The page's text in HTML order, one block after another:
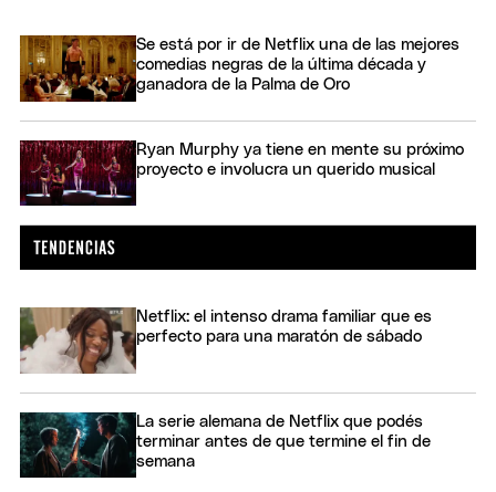
Se está por ir de Netflix una de las mejores
comedias negras de la última década y
ganadora de la Palma de Oro
Ryan Murphy ya tiene en mente su próximo
proyecto e involucra un querido musical
Netflix: el intenso drama familiar que es
perfecto para una maratón de sábado
La serie alemana de Netflix que podés
terminar antes de que termine el fin de
semana